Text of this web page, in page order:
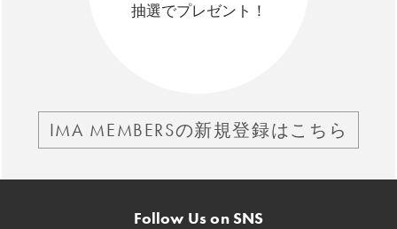
抽選でプレゼント！
IMA MEMBERSの新規登録はこちら
Follow Us on SNS